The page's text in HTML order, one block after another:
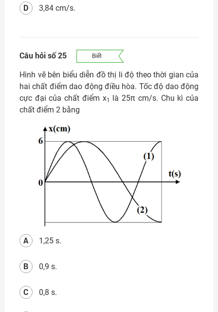
3,84 cm/s.
D
Câu hỏi số 25 Biết
Hình vẽ bên biểu diễn đồ thị li độ theo thời gian của
hai chất điểm dao động điều hòa. Tốc độ dao động
cực đại của chất điểm x1 là 25π cm/s. Chu kì của
chất điểm 2 bằng
1,25 s.
A
0,9 s.
B
0,8 s.
C